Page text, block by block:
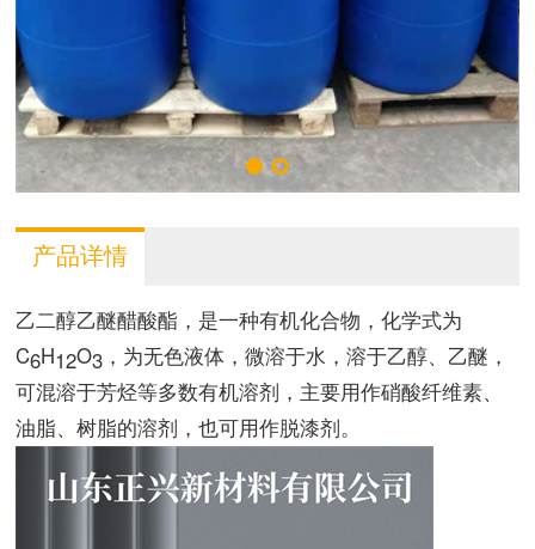
产品详情
乙二醇乙醚醋酸酯，是一种有机化合物，化学式为
C6H12O3 ，为无色液体，微溶于水，溶于乙醇、乙醚，
可混溶于芳烃等多数有机溶剂，主要用作硝酸纤维素、
油脂、树脂的溶剂，也可用作脱漆剂。